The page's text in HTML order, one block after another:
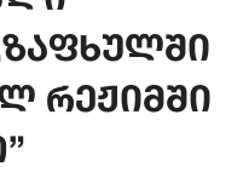
რეჟიმში